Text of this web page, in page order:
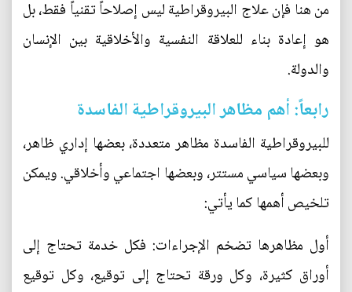
من هنا فإن علاج البيروقراطية ليس إصلاحاً تقنياً فقط، بل
هو إعادة بناء للعلاقة النفسية والأخلاقية بين الإنسان
والدولة.
رابعاً: أهم مظاهر البيروقراطية الفاسدة
للبيروقراطية الفاسدة مظاهر متعددة، بعضها إداري ظاهر،
وبعضها سياسي مستتر، وبعضها اجتماعي وأخلاقي. ويمكن
تلخيص أهمها كما يأتي:
أول مظاهرها تضخم الإجراءات: فكل خدمة تحتاج إلى
أوراق كثيرة، وكل ورقة تحتاج إلى توقيع، وكل توقيع